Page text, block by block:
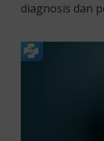
diagnosis dan